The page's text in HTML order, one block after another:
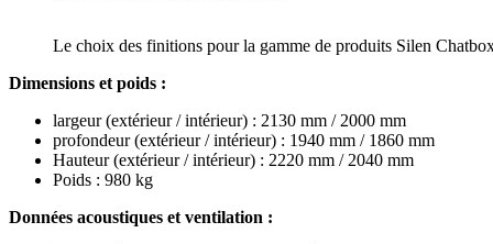
Le choix des finitions pour la gamme de produits Silen
Dimensions et poids :
largeur (extérieur / intérieur) : 2130 mm / 2000 mm
profondeur (extérieur / intérieur) : 1940 mm / 1860 mm
Hauteur (extérieur / intérieur) : 2220 mm / 2040 mm
Poids : 980 kg
Données acoustiques et ventilation :